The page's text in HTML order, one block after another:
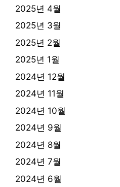
2025년 4월
2025년 3월
2025년 2월
2025년 1월
2024년 12월
2024년 11월
2024년 10월
2024년 9월
2024년 8월
2024년 7월
2024년 6월